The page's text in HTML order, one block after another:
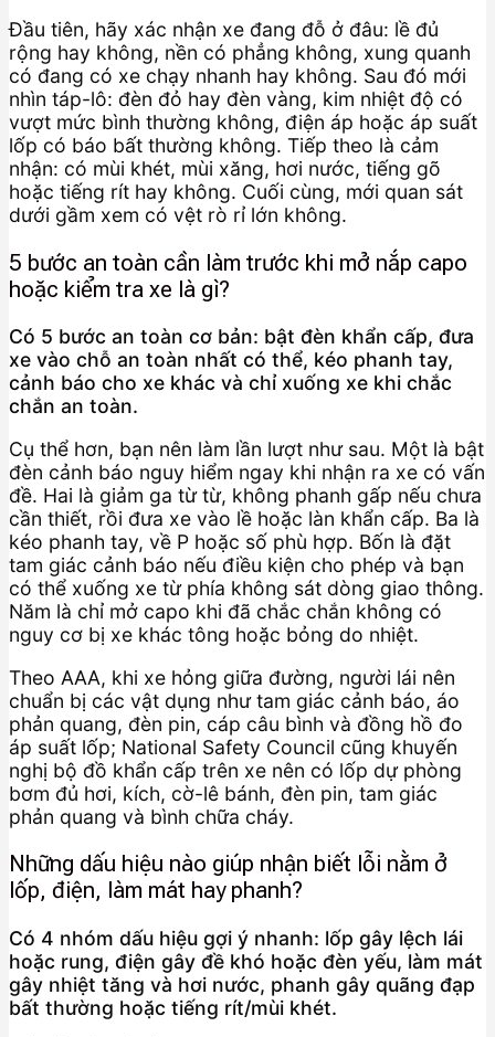
Đầu tiên, hãy xác nhận xe đang đỗ ở đâu: lề đủ
rộng hay không, nền có phẳng không, xung quanh
có đang có xe chạy nhanh hay không. Sau đó mới
nhìn táp-lô: đèn đỏ hay đèn vàng, kim nhiệt độ có
vượt mức bình thường không, điện áp hoặc áp suất
lốp có báo bất thường không. Tiếp theo là cảm
nhận: có mùi khét, mùi xăng, hơi nước, tiếng gõ
hoặc tiếng rít hay không. Cuối cùng, mới quan sát
dưới gầm xem có vệt rò rỉ lớn không.
5 bước an toàn cần làm trước khi mở nắp capo
hoặc kiểm tra xe là gì?
Có 5 bước an toàn cơ bản: bật đèn khẩn cấp, đưa
xe vào chỗ an toàn nhất có thể, kéo phanh tay,
cảnh báo cho xe khác và chỉ xuống xe khi chắc
chắn an toàn.
Cụ thể hơn, bạn nên làm lần lượt như sau. Một là bật
đèn cảnh báo nguy hiểm ngay khi nhận ra xe có vấn
đề. Hai là giảm ga từ từ, không phanh gấp nếu chưa
cần thiết, rồi đưa xe vào lề hoặc làn khẩn cấp. Ba là
kéo phanh tay, về P hoặc số phù hợp. Bốn là đặt
tam giác cảnh báo nếu điều kiện cho phép và bạn
có thể xuống xe từ phía không sát dòng giao thông.
Năm là chỉ mở capo khi đã chắc chắn không có
nguy cơ bị xe khác tông hoặc bỏng do nhiệt.
Theo AAA, khi xe hỏng giữa đường, người lái nên
chuẩn bị các vật dụng như tam giác cảnh báo, áo
phản quang, đèn pin, cáp câu bình và đồng hồ đo
áp suất lốp; National Safety Council cũng khuyến
nghị bộ đồ khẩn cấp trên xe nên có lốp dự phòng
bơm đủ hơi, kích, cờ-lê bánh, đèn pin, tam giác
phản quang và bình chữa cháy.
Những dấu hiệu nào giúp nhận biết lỗi nằm ở
lốp, điện, làm mát hay phanh?
Có 4 nhóm dấu hiệu gợi ý nhanh: lốp gây lệch lái
hoặc rung, điện gây đề khó hoặc đèn yếu, làm mát
gây nhiệt tăng và hơi nước, phanh gây quãng đạp
bất thường hoặc tiếng rít/mùi khét.